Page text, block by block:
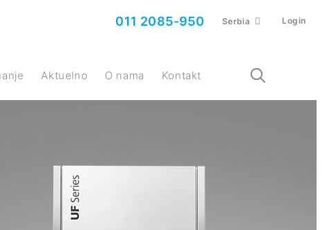
011 2085-950 Serbia Login
Aktuelno O nama Kontakt